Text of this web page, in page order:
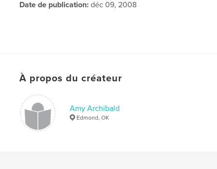
Date de publication: déc 09, 2008
À propos du créateur
Amy Archibald
Edmond, OK